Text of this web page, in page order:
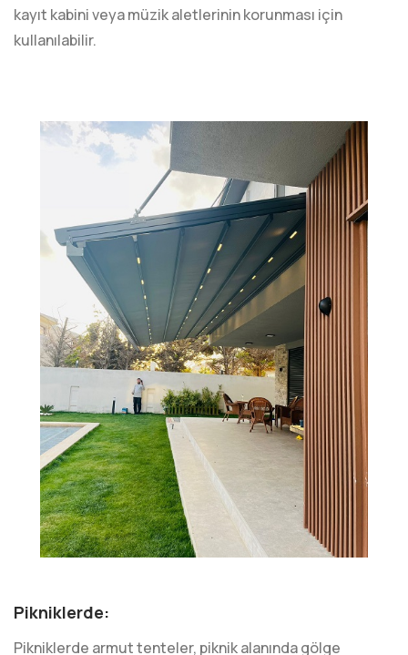
kayıt kabini veya müzik aletlerinin korunması için
kullanılabilir.
Pikniklerde:
Pikniklerde armut tenteler, piknik alanında gölge